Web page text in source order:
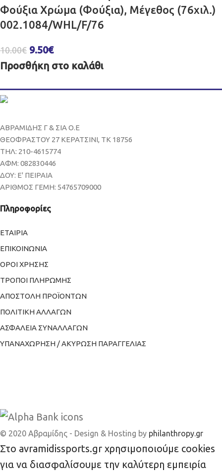
Φούξια Χρώμα (Φούξια), Μέγεθος (76χιλ.)
002.1084/WHL/F/76
10.00€ 9.50€
Προσθήκη στο καλάθι
ΑΒΡΑΜΙΔΗΣ Γ & ΣΙΑ Ο.Ε
ΘΕΟΦΡΑΣΤΟΥ 27 ΚΕΡΑΤΣΙΝΙ, ΤΚ 18756
ΤΗΛ: 210-4615774
ΑΦΜ: 082830446
ΔΟΥ: Ε' ΠΕΙΡΑΙΑ
ΑΡΙΘΜΟΣ ΓΕΜΗ: 54765709000
Πληροφορίες
ΕΤΑΙΡΙΑ
ΕΠΙΚΟΙΝΩΝΙΑ
ΟΡΟΙ ΧΡΗΣΗΣ
ΤΡΟΠΟΙ ΠΛΗΡΩΜΗΣ
ΑΠΟΣΤΟΛΗ ΠΡΟΪΟΝΤΩΝ
ΠΟΛΙΤΙΚΗ ΑΛΛΑΓΩΝ
ΑΣΦΑΛΕΙΑ ΣΥΝΑΛΛΑΓΩΝ
ΥΠΑΝΑΧΩΡΗΣΗ / ΑΚΥΡΩΣΗ ΠΑΡΑΓΓΕΛΙΑΣ
© 2020 Αβραμίδης - Design & Hosting by philanthropy.gr
Στο avramidissports.gr χρησιμοποιούμε cookies
για να διασφαλίσουμε την καλύτερη εμπειρία